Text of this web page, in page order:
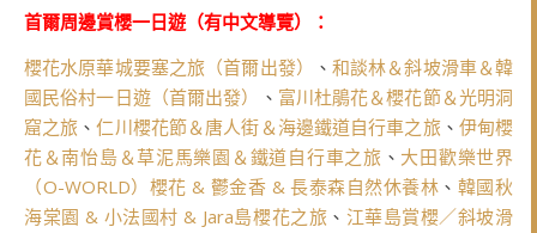
首爾周邊賞櫻一日遊（有中文導覽）：
櫻花水原華城要塞之旅（首爾出發）
、 和談林＆斜坡滑車＆韓
國民俗村一日遊（首爾出發）
、 富川杜鵑花＆櫻花節＆光明洞
窟之旅 、仁川櫻花節＆唐人街＆海邊鐵道自行車之旅、 伊甸櫻
花＆南怡島＆草泥馬樂園＆鐵道自行車之旅 、 大田歡樂世界
（O-WORLD）櫻花 & 鬱金香 & 長泰森自然休養林 、 韓國秋
海棠園 & 小法國村 & Jara島櫻花之旅 、 江華島賞櫻／斜坡滑